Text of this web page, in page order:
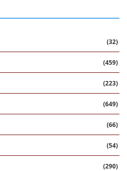
(32)
(459)
(223)
(649)
(66)
(54)
(290)